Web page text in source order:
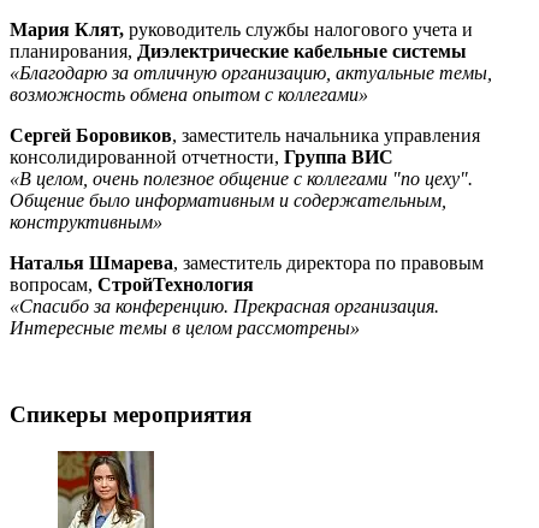
Мария Клят, руководитель службы налогового учета и
планирования, Диэлектрические кабельные системы
«Благодарю за отличную организацию, актуальные темы,
возможность обмена опытом с коллегами»
Сергей Боровиков, заместитель начальника управления
консолидированной отчетности, Группа ВИС
«В целом, очень полезное общение с коллегами "по цеху".
Общение было информативным и содержательным,
конструктивным»
Наталья Шмарева, заместитель директора по правовым
вопросам, СтройТехнология
«Спасибо за конференцию. Прекрасная организация.
Интересные темы в целом рассмотрены»
Спикеры мероприятия